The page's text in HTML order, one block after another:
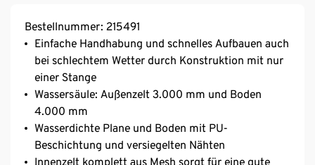
Bestellnummer: 215491
Einfache Handhabung und schnelles Aufbauen auch
bei schlechtem Wetter durch Konstruktion mit nur
einer Stange
Wassersäule: Außenzelt 3.000 mm und Boden
4.000 mm
Wasserdichte Plane und Boden mit PU-
Beschichtung und versiegelten Nähten
Innenzelt komplett aus Mesh sorgt für eine gute